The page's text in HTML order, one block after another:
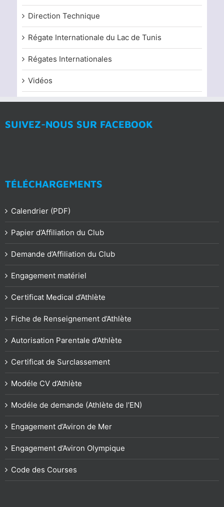
Direction Technique
Régate Internationale du Lac de Tunis
Régates Internationales
Vidéos
SUIVEZ-NOUS SUR FACEBOOK
TÉLÉCHARGEMENTS
Calendrier (PDF)
Papier d’Affiliation du Club
Demande d’Affiliation du Club
Engagement matériel
Certificat Medical d’Athlète
Fiche de Renseignement d’Athlète
Autorisation Parentale d’Athlète
Certificat de Surclassement
Modéle CV d’Athlète
Modéle de demande (Athlète de l’EN)
Engagement d’Aviron de Mer
Engagement d’Aviron Olympique
Code des Courses